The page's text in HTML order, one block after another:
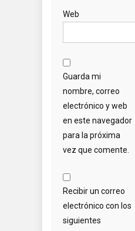
Web
Guarda mi
nombre, correo
electrónico y web
en este navegador
para la próxima
vez que comente.
Recibir un correo
electrónico con los
siguientes